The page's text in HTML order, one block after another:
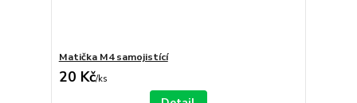
Matička M4 samojistící
20 Kč/ks